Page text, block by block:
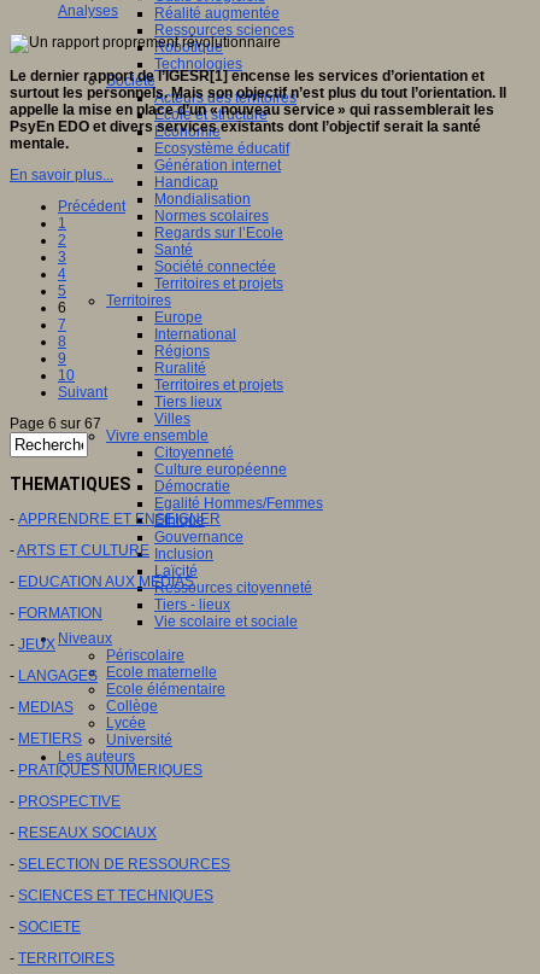
Réalité augmentée
Ressources sciences
Robotique
Technologies
Société
Acteurs des territoires
Ecole et structure
Economie
Ecosystème éducatif
Génération internet
Handicap
Mondialisation
Normes scolaires
Regards sur l’Ecole
Santé
Société connectée
Territoires et projets
Territoires
Europe
International
Régions
Ruralité
Territoires et projets
Tiers lieux
Villes
Vivre ensemble
Citoyenneté
Culture européenne
Démocratie
Egalité Hommes/Femmes
Ethique
Gouvernance
Inclusion
Laïcité
Ressources citoyenneté
Tiers - lieux
Vie scolaire et sociale
Niveaux
Périscolaire
Ecole maternelle
Ecole élémentaire
Collège
Lycée
Université
Les auteurs
Analyses
Le dernier rapport de l’IGESR[1] encense les services d’orientation et
surtout les personnels. Mais son objectif n’est plus du tout l’orientation. Il
appelle la mise en place d’un « nouveau service » qui rassemblerait les
PsyEn EDO et divers services existants dont l’objectif serait la santé
mentale.
En savoir plus...
Précédent
1
2
3
4
5
6
7
8
9
10
Suivant
Page 6 sur 67
THEMATIQUES
- APPRENDRE ET ENSEIGNER
-ARTS ET CULTURE
- EDUCATION AUX MEDIAS
- FORMATION
- JEUX
- LANGAGES
- MEDIAS
- METIERS
- PRATIQUES NUMERIQUES
- PROSPECTIVE
- RESEAUX SOCIAUX
- SELECTION DE RESSOURCES
- SCIENCES ET TECHNIQUES
- SOCIETE
- TERRITOIRES